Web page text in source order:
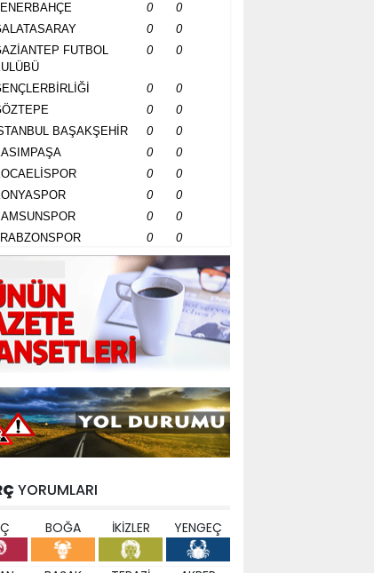
0
0
0
0
FUTBOL
0 0
0
0
0
0
BAŞAKŞEHİR 0
0
0
0
0
0
0
0
0
0
0 0
YORUMLARI
BOĞA İKİZLER YENGEÇ